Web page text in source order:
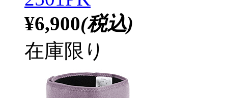
¥6,900(税込)
在庫限り